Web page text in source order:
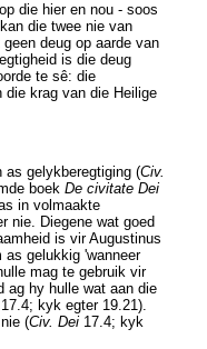
die hier en nou - soos
die twee nie van
deug op aarde van
is die deug
te sê: die
die krag van die Heilige
as gelykberegtiging (Civ.
boek De civitate Dei
in volmaakte
nie. Diegene wat goed
is vir Augustinus
as gelukkig 'wanneer
mag te gebruik vir
ag hy hulle wat aan die
17.4; kyk egter 19.21).
(Civ. Dei 17.4; kyk